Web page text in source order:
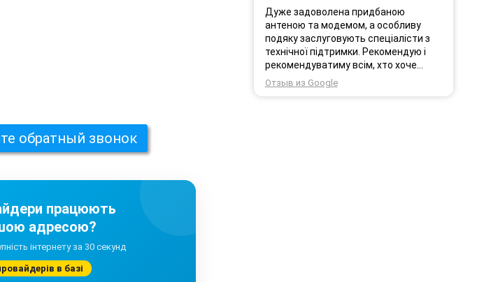
Дуже задоволена придбаною
антеною та модемом, а особливу
подяку заслуговують спеціалісти з
технічної підтримки. Рекомендую і
рекомендуватиму всім, хто хоче
користуватись безпровідним
Отзыв из Google
обратный звонок
працюють
адресою?
інтернету за 30 секунд
в базі